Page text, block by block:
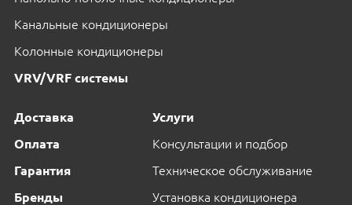
Канальные кондиционеры
Колонные кондиционеры
VRV/VRF системы
Доставка
Оплата
Гарантия
Бренды
Услуги
Консультации и подбор
Техническое обслуживание
Установка кондиционера